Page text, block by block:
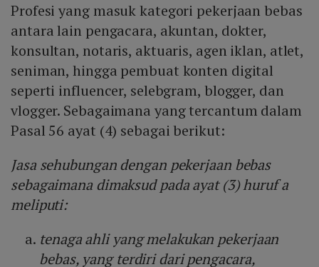
Profesi yang masuk kategori pekerjaan bebas
antara lain pengacara, akuntan, dokter,
konsultan, notaris, aktuaris, agen iklan, atlet,
seniman, hingga pembuat konten digital
seperti influencer, selebgram, blogger, dan
vlogger. Sebagaimana yang tercantum dalam
Pasal 56 ayat (4) sebagai berikut:
Jasa sehubungan dengan pekerjaan bebas
sebagaimana dimaksud pada ayat (3) huruf a
meliputi:
tenaga ahli yang melakukan pekerjaan
bebas, yang terdiri dari pengacara,